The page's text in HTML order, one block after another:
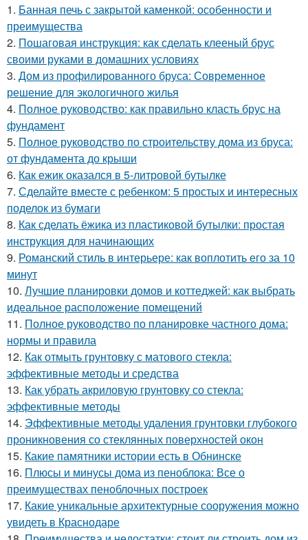
1. Банная печь с закрытой каменкой: особенности и
преимущества
2. Пошаговая инструкция: как сделать клееный брус
своими руками в домашних условиях
3. Дом из профилированного бруса: Современное
решение для экологичного жилья
4. Полное руководство: как правильно класть брус на
фундамент
5. Полное руководство по строительству дома из бруса:
от фундамента до крыши
6. Как ежик оказался в 5-литровой бутылке
7. Сделайте вместе с ребенком: 5 простых и интересных
поделок из бумаги
8. Как сделать ёжика из пластиковой бутылки: простая
инструкция для начинающих
9. Романский стиль в интерьере: как воплотить его за 10
минут
10. Лучшие планировки домов и коттеджей: как выбрать
идеальное расположение помещений
11. Полное руководство по планировке частного дома:
нормы и правила
12. Как отмыть грунтовку с матового стекла:
эффективные методы и средства
13. Как убрать акриловую грунтовку со стекла:
эффективные методы
14. Эффективные методы удаления грунтовки глубокого
проникновения со стеклянных поверхностей окон
15. Какие памятники истории есть в Обнинске
16. Плюсы и минусы дома из пеноблока: Все о
преимуществах пеноблочных построек
17. Какие уникальные архитектурные сооружения можно
увидеть в Краснодаре